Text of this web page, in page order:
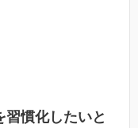
習慣化したいと